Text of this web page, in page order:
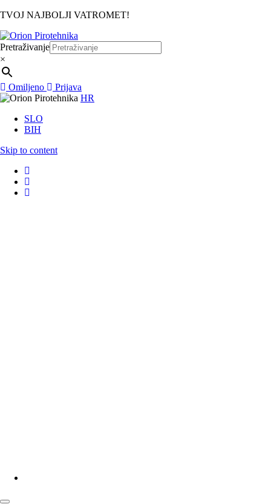
TVOJ NAJBOLJI VATROMET!
Pretraživanje
×
Omiljeno
Prijava
HR
SLO
BIH
Skip to content